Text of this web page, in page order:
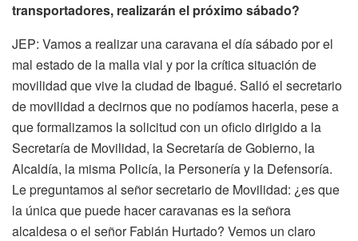
transportadores, realizarán el próximo sábado?
JEP: Vamos a realizar una caravana el día sábado por el
mal estado de la malla vial y por la crítica situación de
movilidad que vive la ciudad de Ibagué. Salió el secretario
de movilidad a decirnos que no podíamos hacerla, pese a
que formalizamos la solicitud con un oficio dirigido a la
Secretaría de Movilidad, la Secretaría de Gobierno, la
Alcaldía, la misma Policía, la Personería y la Defensoría.
Le preguntamos al señor secretario de Movilidad: ¿es que
la única que puede hacer caravanas es la señora
alcaldesa o el señor Fabián Hurtado? Vemos un claro